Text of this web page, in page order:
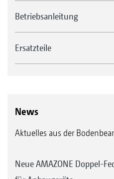
Betriebsanleitung
Ersatzteile
News
Aktuelles aus der
Neue AMAZONE Doppel-